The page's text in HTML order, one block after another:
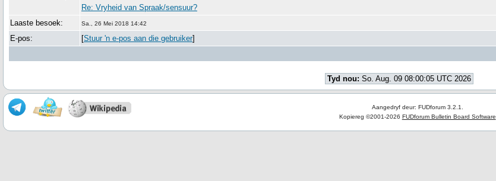
Re: Vryheid van Spraak/sensuur?
Laaste besoek:
Sa., 26 Mei 2018 14:42
E-pos: [Stuur 'n e-pos aan die gebruiker]
Tyd nou: So. Aug. 09 08:00:05 UTC 2026
Aangedryf deur: FUDforum 3.2.1.
Kopiereg ©2001-2026 FUDforum Bulletin Board Software